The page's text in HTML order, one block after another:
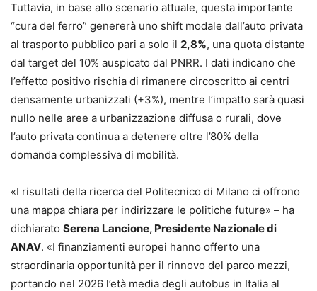
Tuttavia, in base allo scenario attuale, questa importante
“cura del ferro” genererà uno shift modale dall’auto privata
al trasporto pubblico pari a solo il 2,8%, una quota distante
dal target del 10% auspicato dal PNRR. I dati indicano che
l’effetto positivo rischia di rimanere circoscritto ai centri
densamente urbanizzati (+3%), mentre l’impatto sarà quasi
nullo nelle aree a urbanizzazione diffusa o rurali, dove
l’auto privata continua a detenere oltre l’80% della
domanda complessiva di mobilità.
«I risultati della ricerca del Politecnico di Milano ci offrono
una mappa chiara per indirizzare le politiche future» – ha
dichiarato Serena Lancione, Presidente Nazionale di
ANAV. «I finanziamenti europei hanno offerto una
straordinaria opportunità per il rinnovo del parco mezzi,
portando nel 2026 l’età media degli autobus in Italia al